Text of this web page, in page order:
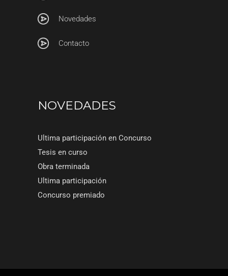
Novedades
Contacto
NOVEDADES
Ultima participación en Concurso
Tesis en curso
Obra terminada
Ultima participación
Concurso premiado